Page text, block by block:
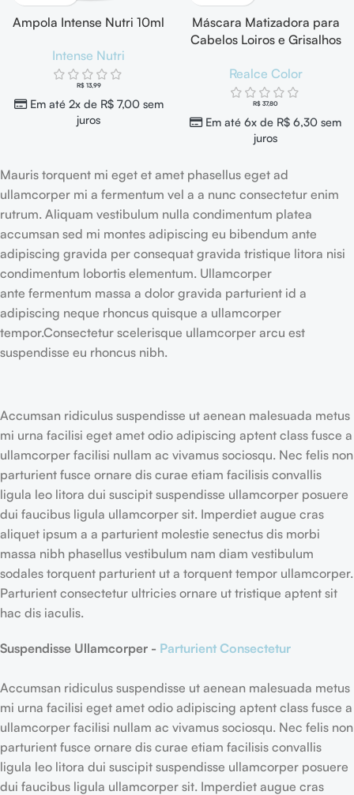
Ampola Intense Nutri 10ml
Intense Nutri
R$13,99
Em até 2x de R$7,00sem
juros
Máscara Matizadora para
Cabelos Loiros e Grisalhos
Realce Color
R$ 37,80
Em até 6x de R$ 6,30 sem
juros
Mauris torquent mi eget et amet phasellus eget ad
ullamcorper mi a fermentum vel a a nunc consectetur enim
rutrum. Aliquam vestibulum nulla condimentum platea
accumsan sed mi montes adipiscing eu bibendum ante
adipiscing gravida per consequat gravida tristique litora nisi
condimentum lobortis elementum. Ullamcorper
ante fermentum massa a dolor gravida parturient id a
adipiscing neque rhoncus quisque a ullamcorper
tempor.Consectetur scelerisque ullamcorper arcu est
suspendisse eu rhoncus nibh.
Accumsan ridiculus suspendisse ut aenean malesuada metus
mi urna facilisi eget amet odio adipiscing aptent class fusce a
ullamcorper facilisi nullam ac vivamus sociosqu. Nec felis non
parturient fusce ornare dis curae etiam facilisis convallis
ligula leo litora dui suscipit suspendisse ullamcorper posuere
dui faucibus ligula ullamcorper sit. Imperdiet augue cras
aliquet ipsum a a parturient molestie senectus dis morbi
massa nibh phasellus vestibulum nam diam vestibulum
sodales torquent parturient ut a torquent tempor ullamcorper.
Parturient consectetur ultricies ornare ut tristique aptent sit
hac dis iaculis.
Suspendisse Ullamcorper - Parturient Consectetur
Accumsan ridiculus suspendisse ut aenean malesuada metus
mi urna facilisi eget amet odio adipiscing aptent class fusce a
ullamcorper facilisi nullam ac vivamus sociosqu. Nec felis non
parturient fusce ornare dis curae etiam facilisis convallis
ligula leo litora dui suscipit suspendisse ullamcorper posuere
dui faucibus ligula ullamcorper sit. Imperdiet augue cras